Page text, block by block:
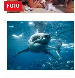
FOTO